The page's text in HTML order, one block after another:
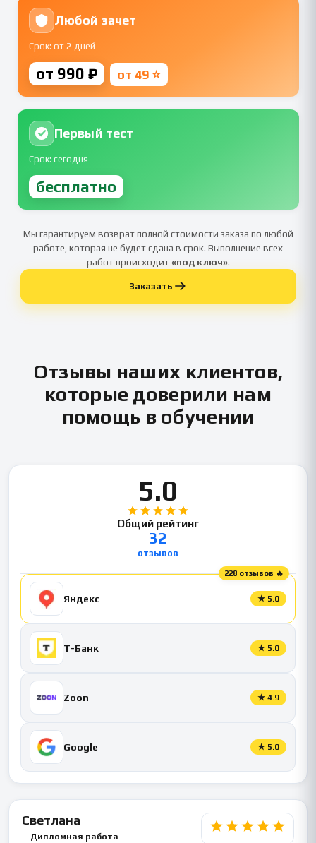
Любой зачет
Срок: от 2 дней
от 990 ₽ от 49 ⭐
Первый тест
Срок: сегодня
бесплатно
Мы гарантируем возврат полной стоимости заказа по любой
работе, которая не будет сдана в срок. Выполнение всех
работ происходит«под ключ».
Заказать
Отзывы наших клиентов,
которые доверили нам
помощь в обучении
5.0
Общий рейтинг
32
отзывов
228 отзывов 🔥
Яндекс ★ 5.0
Т-Банк ★ 5.0
Zoon ★ 4.9
Google ★ 5.0
Светлана
Дипломная работа